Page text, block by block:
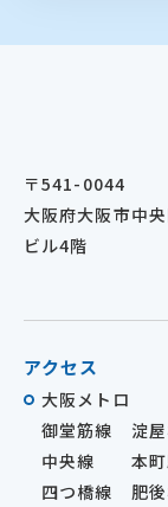
〒541-0044
大阪府大阪市中
ビル4階
アクセス
大阪メトロ
御堂筋線 淀
中央線 本町
四つ橋線 肥